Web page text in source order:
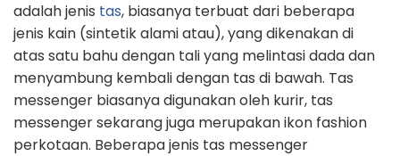
adalah jenis tas, biasanya terbuat dari beberapa
jenis kain (sintetik alami atau), yang dikenakan di
atas satu bahu dengan tali yang melintasi dada dan
menyambung kembali dengan tas di bawah. Tas
messenger biasanya digunakan oleh kurir, tas
messenger sekarang juga merupakan ikon fashion
perkotaan. Beberapa jenis tas messenger